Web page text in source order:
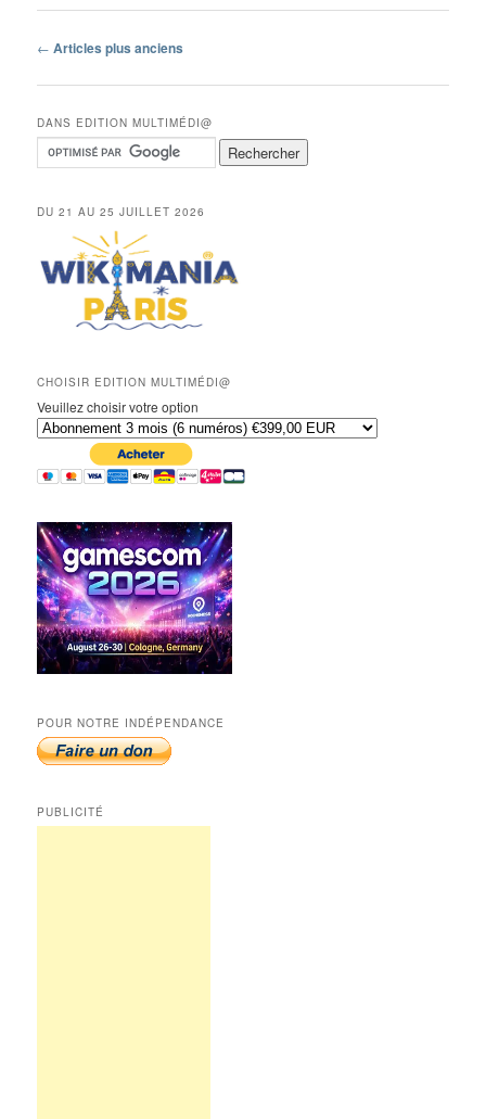
Navigation
articles
← Articles plus anciens
DANS EDITION MULTIMÉDI@
DU 21 AU 25 JUILLET 2026
CHOISIR EDITION MULTIMÉDI@
Veuillez choisir votre option
POUR NOTRE INDÉPENDANCE
PUBLICITÉ